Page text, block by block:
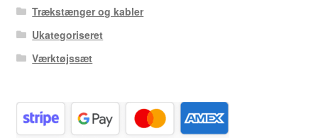
Trækstænger og kabler
Ukategoriseret
Værktøjssæt